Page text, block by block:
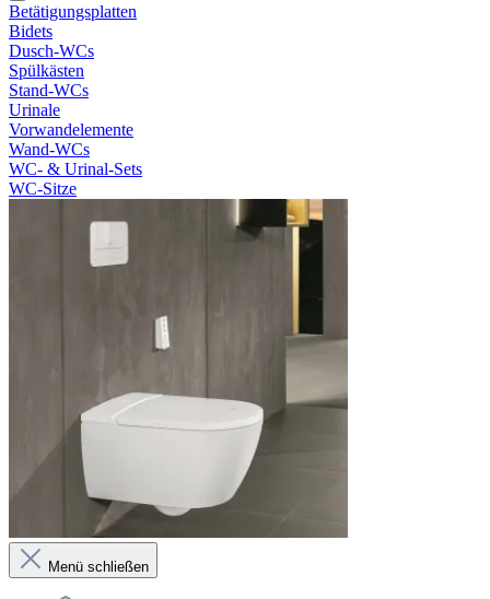
Betätigungsplatten
Bidets
Dusch-WCs
Spülkästen
Stand-WCs
Urinale
Vorwandelemente
Wand-WCs
WC- & Urinal-Sets
WC-Sitze
Menü schließen